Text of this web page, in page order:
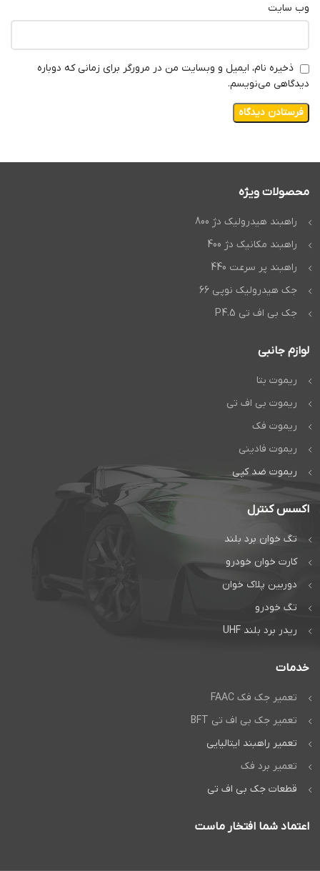
وب‌ سایت
ذخیره نام، ایمیل و وبسایت من در مرورگر برای زمانی که دوباره
دیدگاهی می‌نویسم.
محصولات ویژه
راهبند هیدرولیک دژ 800
راهبند مکانیک دژ 400
راهبند پر سرعت 440
جک هیدرولیک نوپی 66
جک بی اف تی P4.5
لوازم جانبی
ریموت بتا
ریموت بی اف تی
ریموت فک
ریموت فادینی
ریموت ضد کپی
اکسس کنترل
تگ خوان برد بلند
کارت خوان خودرو
دوربین پلاک خوان
تگ خودرو
ریدر برد بلند UHF
خدمات
تعمیر جک فک FAAC
تعمیر جک بی اف تی BFT
تعمیر راهبند ایتالیایی
تعمیر برد فک
قطعات جک بی اف تی
اعتماد شما افتخار ماست